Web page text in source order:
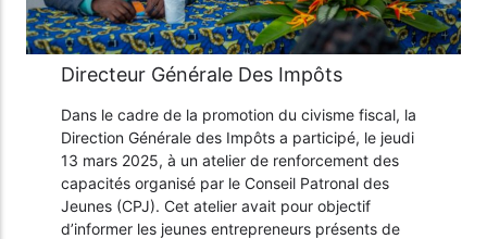
des Impôts
Impôts gérés par les collectivités
locales
Ensemble des impôts applicables aux
entreprises
Taxes Forestières: TF
Taxes sur la propriété: TP
Directeur Générale Des Impôts ​
Dans le cadre de la promotion du civisme fiscal, la
Direction Générale des Impôts a participé, le jeudi
13 mars 2025, à un atelier de renforcement des
capacités organisé par le Conseil Patronal des
Jeunes (CPJ). Cet atelier avait pour objectif
d’informer les jeunes entrepreneurs présents de